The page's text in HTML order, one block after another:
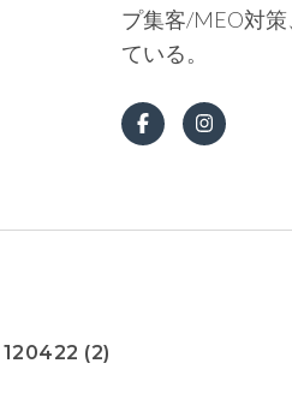
プ集客/MEO対
ている。
(2)